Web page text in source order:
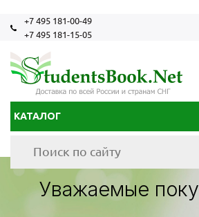
+7 495 181-00-49
+7 495 181-15-05
КАТАЛОГ
Уважаемые